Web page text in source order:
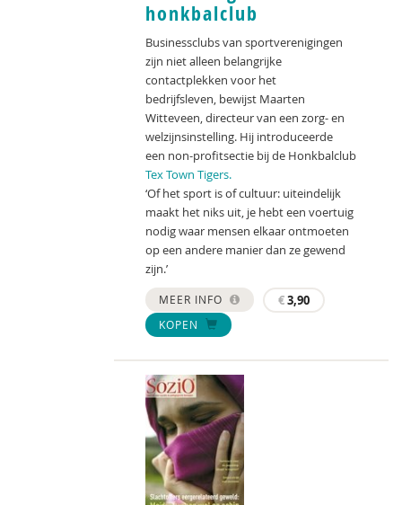
honkbalclub
Businessclubs van sportverenigingen
zijn niet alleen belangrijke
contactplekken voor het
bedrijfsleven, bewijst Maarten
Witteveen, directeur van een zorg- en
welzijnsinstelling. Hij introduceerde
een non-profitsectie bij de Honkbalclub
Tex Town Tigers.
‘Of het sport is of cultuur: uiteindelijk
maakt het niks uit, je hebt een voertuig
nodig waar mensen elkaar ontmoeten
op een andere manier dan ze gewend
zijn.’
MEER INFO €3,90
KOPEN